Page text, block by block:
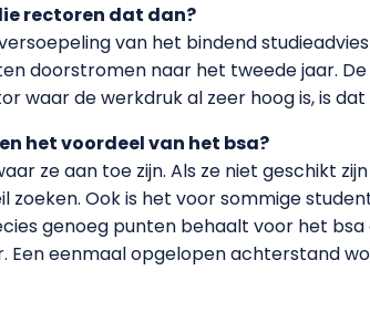
rectoren dat dan?
van het bindend
doorstromen naar het tweede jaar.
waar de werkdruk al zeer hoog is, is
het voordeel van het bsa?
ze aan toe zijn. Als ze niet geschikt
zoeken. Ook is het voor sommige
genoeg punten behaalt voor het
Een eenmaal opgelopen achterstand